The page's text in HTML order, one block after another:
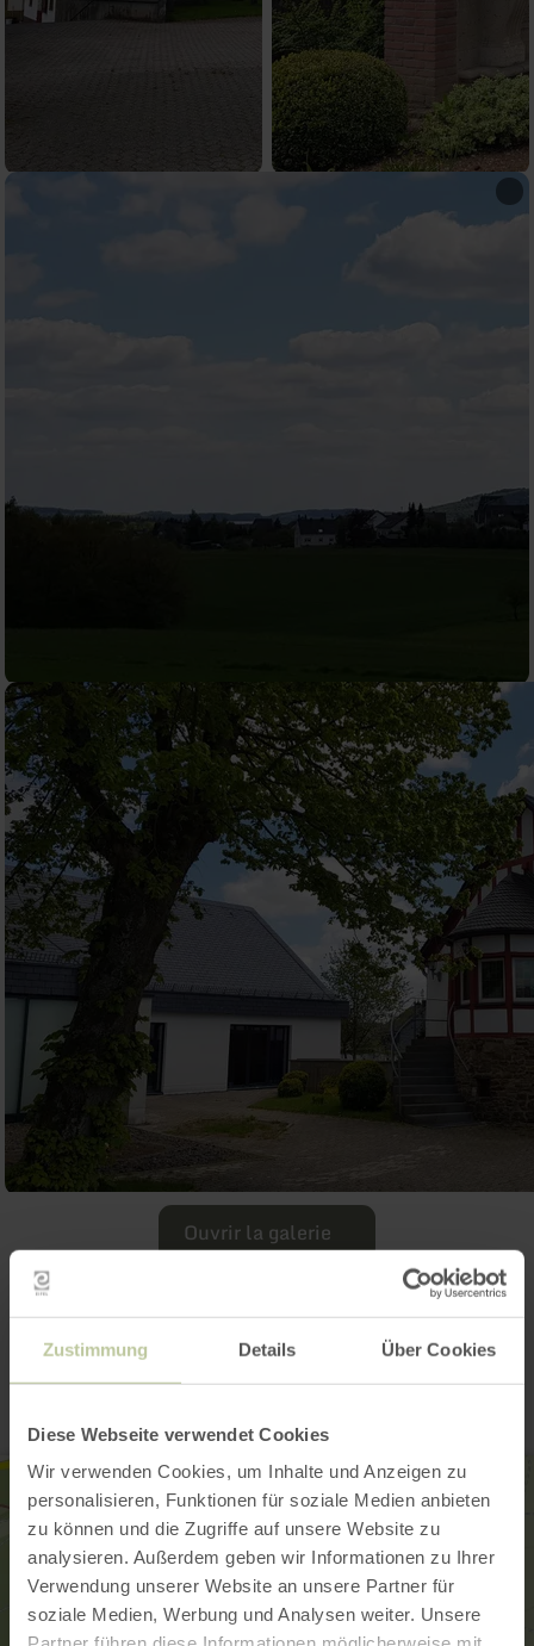
Zustimmung Details Über Cookies
Diese Webseite verwendet Cookies
Wir verwenden Cookies, um Inhalte und Anzeigen zu
personalisieren, Funktionen für soziale Medien anbieten
zu können und die Zugriffe auf unsere Website zu
analysieren. Außerdem geben wir Informationen zu Ihrer
Verwendung unserer Website an unsere Partner für
soziale Medien, Werbung und Analysen weiter. Unsere
Ouvrir la galerie
Contact